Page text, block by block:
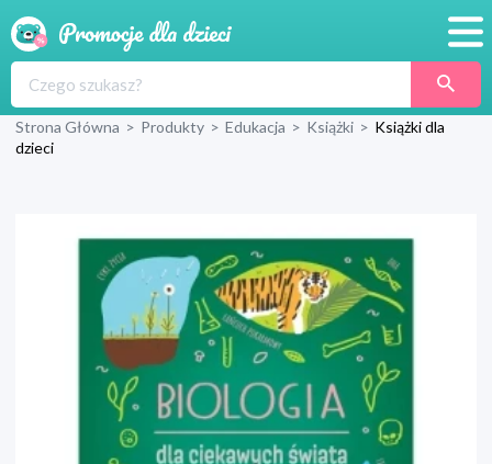
Produkty
Blog
Wyprawka
Strona Główna > Produkty > Edukacja > Książki > Książki dla
dzieci